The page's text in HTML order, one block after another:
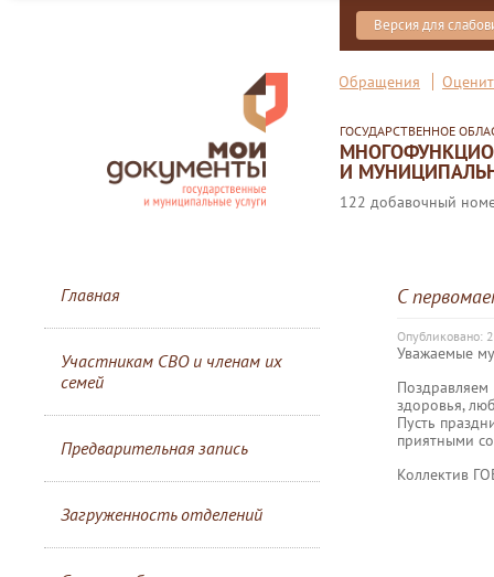
Версия для
Обращения
ГОСУДАРСТВЕННОЕ
И
122 добавочный
Главная
Участникам СВО и членам их
семей
Предварительная запись
Загруженность отделений
С
Опубликовано:
Уважаемые
здоровья,
Пусть
приятными
Коллектив